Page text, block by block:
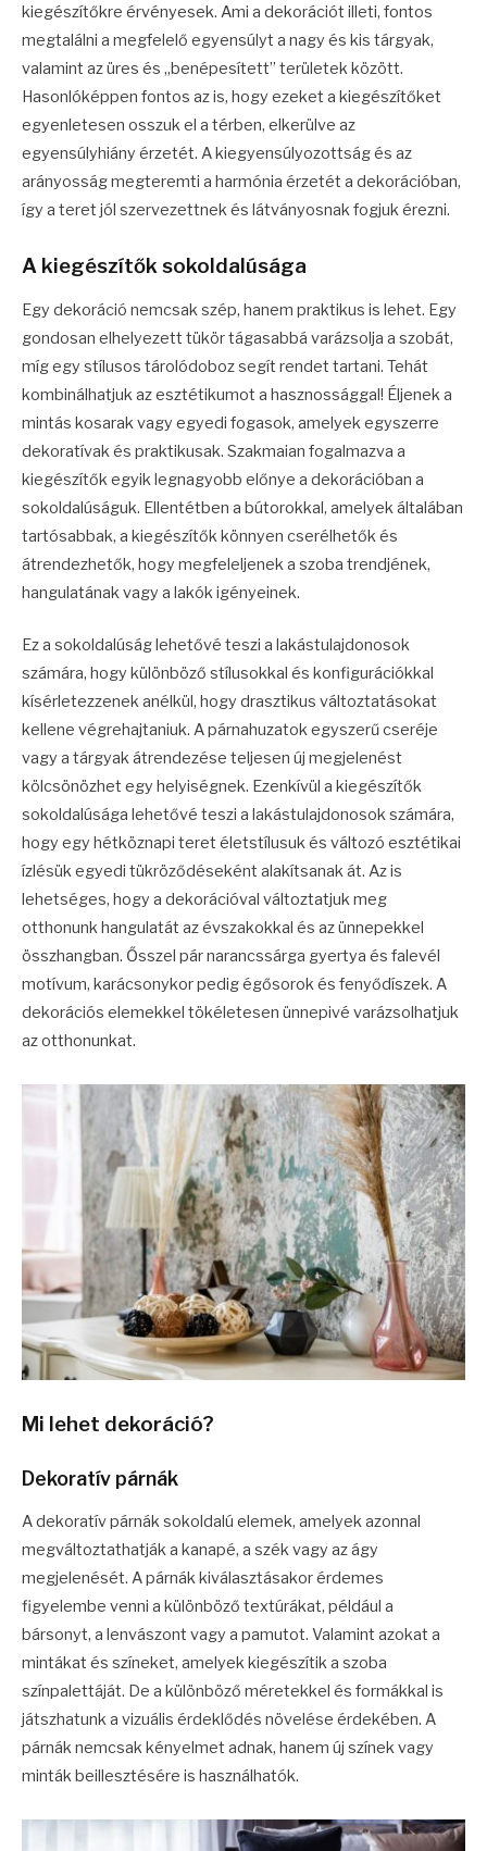
kiegészítőkre érvényesek. Ami a dekorációt illeti, fontos
megtalálni a megfelelő egyensúlyt a nagy és kis tárgyak,
valamint az üres és „benépesített” területek között.
Hasonlóképpen fontos az is, hogy ezeket a kiegészítőket
egyenletesen osszuk el a térben, elkerülve az
egyensúlyhiány érzetét. A kiegyensúlyozottság és az
arányosság megteremti a harmónia érzetét a dekorációban,
így a teret jól szervezettnek és látványosnak fogjuk érezni.
A kiegészítők sokoldalúsága
Egy dekoráció nemcsak szép, hanem praktikus is lehet. Egy
gondosan elhelyezett tükör tágasabbá varázsolja a szobát,
míg egy stílusos tárolódoboz segít rendet tartani. Tehát
kombinálhatjuk az esztétikumot a hasznossággal! Éljenek a
mintás kosarak vagy egyedi fogasok, amelyek egyszerre
dekoratívak és praktikusak. Szakmaian fogalmazva a
kiegészítők egyik legnagyobb előnye a dekorációban a
sokoldalúságuk. Ellentétben a bútorokkal, amelyek általában
tartósabbak, a kiegészítők könnyen cserélhetők és
átrendezhetők, hogy megfeleljenek a szoba trendjének,
hangulatának vagy a lakók igényeinek.
Ez a sokoldalúság lehetővé teszi a lakástulajdonosok
számára, hogy különböző stílusokkal és konfigurációkkal
kísérletezzenek anélkül, hogy drasztikus változtatásokat
kellene végrehajtaniuk. A párnahuzatok egyszerű cseréje
vagy a tárgyak átrendezése teljesen új megjelenést
kölcsönözhet egy helyiségnek. Ezenkívül a kiegészítők
sokoldalúsága lehetővé teszi a lakástulajdonosok számára,
hogy egy hétköznapi teret életstílusuk és változó esztétikai
ízlésük egyedi tükröződéseként alakítsanak át. Az is
lehetséges, hogy a dekorációval változtatjuk meg
otthonunk hangulatát az évszakokkal és az ünnepekkel
összhangban. Ősszel pár narancssárga gyertya és falevél
motívum, karácsonykor pedig égősorok és fenyődíszek. A
dekorációs elemekkel tökéletesen ünnepivé varázsolhatjuk
az otthonunkat.
Mi lehet dekoráció?
Dekoratív párnák
A dekoratív párnák sokoldalú elemek, amelyek azonnal
megváltoztathatják a kanapé, a szék vagy az ágy
megjelenését. A párnák kiválasztásakor érdemes
figyelembe venni a különböző textúrákat, például a
bársonyt, a lenvászont vagy a pamutot. Valamint azokat a
mintákat és színeket, amelyek kiegészítik a szoba
színpalettáját. De a különböző méretekkel és formákkal is
játszhatunk a vizuális érdeklődés növelése érdekében. A
párnák nemcsak kényelmet adnak, hanem új színek vagy
minták beillesztésére is használhatók.